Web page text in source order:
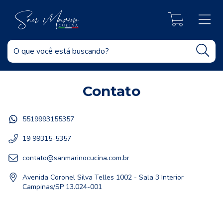
Contato
5519993155357
19 99315-5357
contato@sanmarinocucina.com.br
Avenida Coronel Silva Telles 1002 - Sala 3 Interior
Campinas/SP 13.024-001